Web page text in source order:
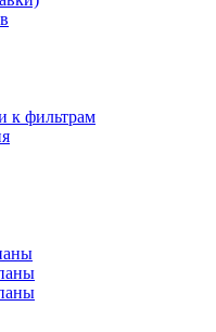
к фильтрам